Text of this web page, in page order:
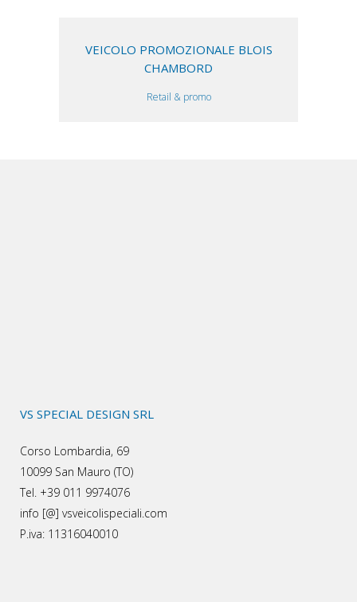
VEICOLO PROMOZIONALE BLOIS
CHAMBORD
Retail & promo
VS SPECIAL DESIGN SRL
Corso Lombardia, 69
10099 San Mauro (TO)
Tel. +39 011 9974076
info [@] vsveicolispeciali.com
P.iva: 11316040010